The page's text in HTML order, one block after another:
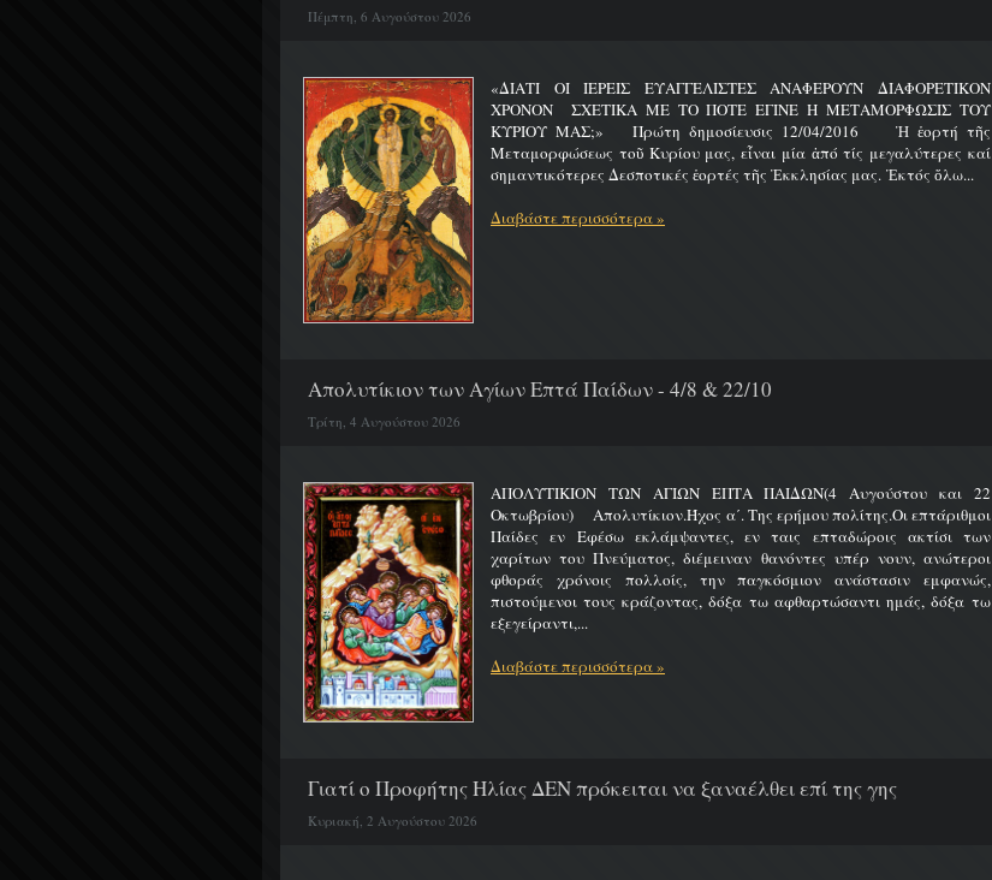
Πέμπτη, 6 Αυγούστου 2026
«ΔΙΑΤΙ ΟΙ ΙΕΡΕΙΣ ΕΥΑΓΓΕΛΙΣΤΕΣ ΑΝΑΦΕΡΟΥΝ ΔΙΑΦΟΡΕΤΙΚΟΝ
ΧΡΟΝΟΝ ΣΧΕΤΙΚΑ ΜΕ ΤΟ ΠΟΤΕ ΕΓΙΝΕ Η ΜΕΤΑΜΟΡΦΩΣΙΣ ΤΟΥ
ΚΥΡΙΟΥ ΜΑΣ;» Πρώτη δημοσίευσις 12/04/2016 Ἡ ἑορτή τῆς
Μεταμορφώσεως τοῦ Κυρίου μας, εἶναι μία ἀπό τίς μεγαλύτερες καί
σημαντικότερες Δεσποτικές ἑορτές τῆς Ἐκκλησίας μας. Ἐκτός ὅλω...
Διαβάστε περισσότερα »
Απολυτίκιον των Αγίων Επτά Παίδων - 4/8 & 22/10
Τρίτη, 4 Αυγούστου 2026
ΑΠΟΛΥΤΙΚΙΟΝ ΤΩΝ ΑΓΙΩΝ ΕΠΤΑ ΠΑΙΔΩΝ(4 Αυγούστου και 22
Οκτωβρίου) Απολυτίκιον.Ήχος α΄. Της ερήμου πολίτης.Οι επτάριθμοι
Παίδες εν Εφέσω εκλάμψαντες, εν ταις επταδώροις ακτίσι των
χαρίτων του Πνεύματος, διέμειναν θανόντες υπέρ νουν, ανώτεροι
φθοράς χρόνοις πολλοίς, την παγκόσμιον ανάστασιν εμφανώς,
πιστούμενοι τους κράζοντας, δόξα τω αφθαρτώσαντι ημάς, δόξα τω
εξεγείραντι,...
Διαβάστε περισσότερα »
Γιατί ο Προφήτης Ηλίας ΔΕΝ πρόκειται να ξαναέλθει επί της γης
Κυριακή, 2 Αυγούστου 2026